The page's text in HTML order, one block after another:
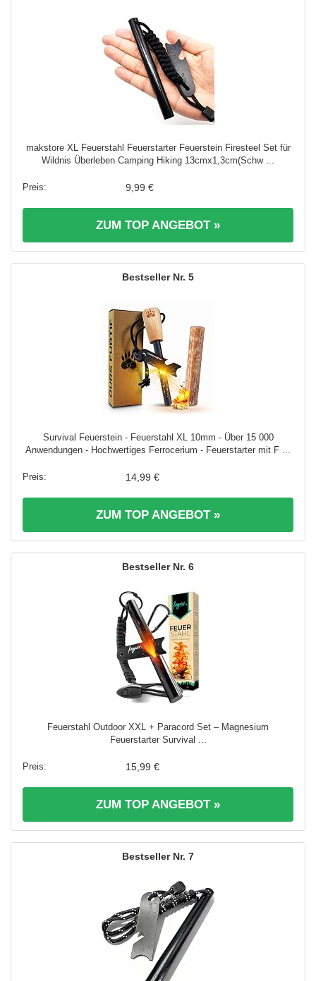
makstore XL Feuerstahl Feuerstarter Feuerstein Firesteel Set für
Wildnis Überleben Camping Hiking 13cmx1,3cm(Schw ...
9,99 €
ZUM TOP ANGEBOT »
5
Survival Feuerstein - Feuerstahl XL 10mm - Über 15 000
Anwendungen - Hochwertiges Ferrocerium - Feuerstarter mit F ...
14,99 €
ZUM TOP ANGEBOT »
6
Feuerstahl Outdoor XXL + Paracord Set – Magnesium
Feuerstarter Survival ...
15,99 €
ZUM TOP ANGEBOT »
7